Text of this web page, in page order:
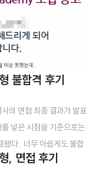
8기 면접은 멀티캠
했다. 멀티캠퍼스는 건물
결과라서 크게 타격은
불합격 후기
면접 최종 결과가 발표
넣은 시점을 기준으로는
됐다. ​ 너무 아쉽게도 불합
타격이 아니었는데, SC
면접 후기